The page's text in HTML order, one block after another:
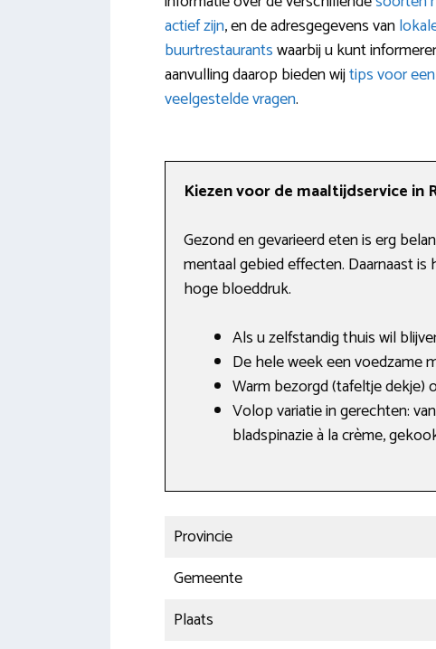
actief zijn, en de adresgegevens van
buurtrestaurantswaarbij u kunt
aanvulling daarop bieden wijtips voor
veelgestelde vragen.
Kiezen voor de maaltijdservice in
Gezond en gevarieerd eten is erg
mentaal gebied effecten. Daarnaast
hoge bloeddruk.
Als u zelfstandig thuis wil
De hele week een voedzame
Warm bezorgd (tafeltje
Volop variatie in gerechten:
bladspinazie à la crème,
Provincie
Gemeente
Plaats